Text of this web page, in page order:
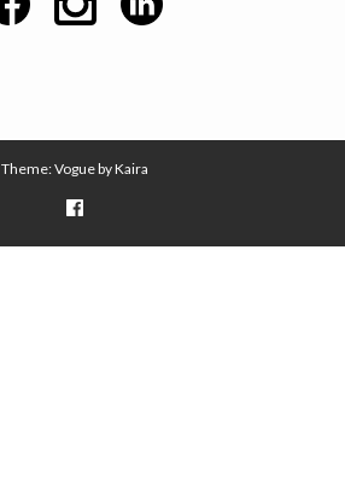
Theme: Vogue byKaira